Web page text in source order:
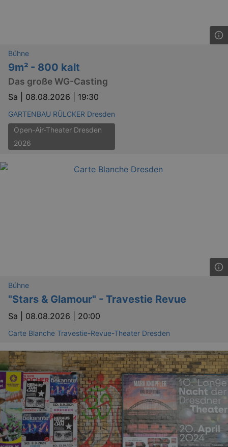
Bühne
9m² - 800 kalt
Das große WG-Casting
Sa | 08.08.2026 | 19:30
GARTENBAU RÜLCKER Dresden
Open-Air-Theater Dresden
2026
Bühne
"Stars & Glamour" - Travestie Revue
Sa | 08.08.2026 | 20:00
Carte Blanche Travestie-Revue-Theater Dresden
1
PHPSESSID